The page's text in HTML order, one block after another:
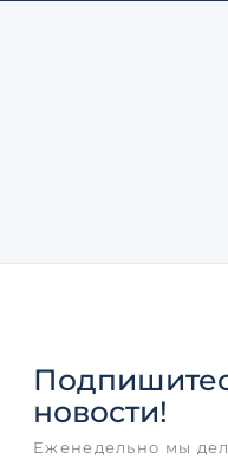
новости!
Еженедельно мы